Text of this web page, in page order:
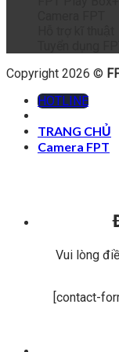
Copyright 2026 ©
HOTLINE
TRANG CHỦ
Camera FPT
Vui lòng
[contact-